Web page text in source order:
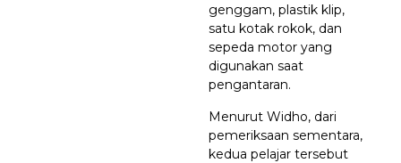
genggam, plastik klip,
satu kotak rokok, dan
sepeda motor yang
digunakan saat
pengantaran.
Menurut Widho, dari
pemeriksaan sementara,
kedua pelajar tersebut